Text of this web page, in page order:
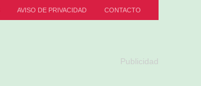
AVISO DE PRIVACIDAD CONTACTO
Publicidad